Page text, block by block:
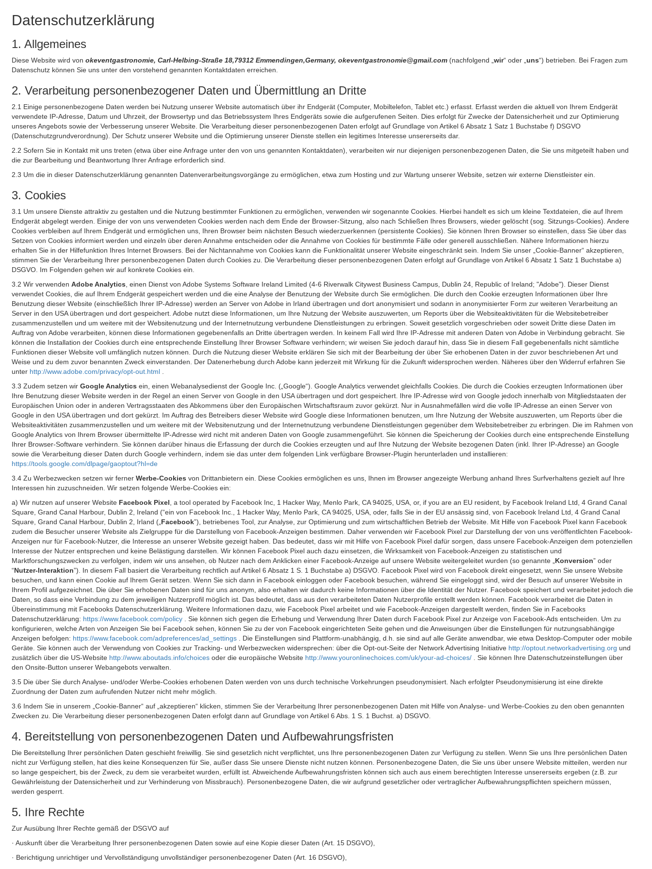
Datenschutzerklärung
1. Allgemeines
Diese Website wird von okeventgastronomie, Carl-Helbing-Straße 18,79312 Emmendingen,Germany, okeventgastronomie@gmail.com (nachfolgend „ wir“ oder „ uns“) betrieben. Bei Fragen zum
Datenschutz können Sie uns unter den vorstehend genannten Kontaktdaten erreichen.
2. Verarbeitung personenbezogener Daten und Übermittlung an Dritte
2.1 Einige personenbezogene Daten werden bei Nutzung unserer Website automatisch über ihr Endgerät (Computer, Mobiltelefon, Tablet etc.) erfasst. Erfasst werden die aktuell von Ihrem Endgerät
verwendete IP-Adresse, Datum und Uhrzeit, der Browsertyp und das Betriebssystem Ihres Endgeräts sowie die aufgerufenen Seiten. Dies erfolgt für Zwecke der Datensicherheit und zur Optimierung
unseres Angebots sowie der Verbesserung unserer Website. Die Verarbeitung dieser personenbezogenen Daten erfolgt auf Grundlage von Artikel 6 Absatz 1 Satz 1 Buchstabe f) DSGVO
(Datenschutzgrundverordnung). Der Schutz unserer Website und die Optimierung unserer Dienste stellen ein legitimes Interesse unsererseits dar.
2.2 Sofern Sie in Kontakt mit uns treten (etwa über eine Anfrage unter den von uns genannten Kontaktdaten), verarbeiten wir nur diejenigen personenbezogenen Daten, die Sie uns mitgeteilt haben und
die zur Bearbeitung und Beantwortung Ihrer Anfrage erforderlich sind.
2.3 Um die in dieser Datenschutzerklärung genannten Datenverarbeitungsvorgänge zu ermöglichen, etwa zum Hosting und zur Wartung unserer Website, setzen wir externe Dienstleister ein.
3. Cookies
3.1 Um unsere Dienste attraktiv zu gestalten und die Nutzung bestimmter Funktionen zu ermöglichen, verwenden wir sogenannte Cookies. Hierbei handelt es sich um kleine Textdateien, die auf Ihrem
Endgerät abgelegt werden. Einige der von uns verwendeten Cookies werden nach dem Ende der Browser-Sitzung, also nach Schließen Ihres Browsers, wieder gelöscht (sog. Sitzungs-Cookies). Andere
Cookies verbleiben auf Ihrem Endgerät und ermöglichen uns, Ihren Browser beim nächsten Besuch wiederzuerkennen (persistente Cookies). Sie können Ihren Browser so einstellen, dass Sie über das
Setzen von Cookies informiert werden und einzeln über deren Annahme entscheiden oder die Annahme von Cookies für bestimmte Fälle oder generell ausschließen. Nähere Informationen hierzu
erhalten Sie in der Hilfefunktion Ihres Internet Browsers. Bei der Nichtannahme von Cookies kann die Funktionalität unserer Website eingeschränkt sein. Indem Sie unser „Cookie-Banner“ akzeptieren,
stimmen Sie der Verarbeitung Ihrer personenbezogenen Daten durch Cookies zu. Die Verarbeitung dieser personenbezogenen Daten erfolgt auf Grundlage von Artikel 6 Absatz 1 Satz 1 Buchstabe a)
DSGVO. Im Folgenden gehen wir auf konkrete Cookies ein.
3.2 Wir verwenden Adobe Analytics , einen Dienst von Adobe Systems Software Ireland Limited (4-6 Riverwalk Citywest Business Campus, Dublin 24, Republic of Ireland; "Adobe"). Dieser Dienst
verwendet Cookies, die auf Ihrem Endgerät gespeichert werden und die eine Analyse der Benutzung der Website durch Sie ermöglichen. Die durch den Cookie erzeugten Informationen über Ihre
Benutzung dieser Website (einschließlich Ihrer IP-Adresse) werden an Server von Adobe in Irland übertragen und dort anonymisiert und sodann in anonymisierter Form zur weiteren Verarbeitung an
Server in den USA übertragen und dort gespeichert. Adobe nutzt diese Informationen, um Ihre Nutzung der Website auszuwerten, um Reports über die Websiteaktivitäten für die Websitebetreiber
zusammenzustellen und um weitere mit der Websitenutzung und der Internetnutzung verbundene Dienstleistungen zu erbringen. Soweit gesetzlich vorgeschrieben oder soweit Dritte diese Daten im
Auftrag von Adobe verarbeiten, können diese Informationen gegebenenfalls an Dritte übertragen werden. In keinem Fall wird Ihre IP-Adresse mit anderen Daten von Adobe in Verbindung gebracht. Sie
können die Installation der Cookies durch eine entsprechende Einstellung Ihrer Browser Software verhindern; wir weisen Sie jedoch darauf hin, dass Sie in diesem Fall gegebenenfalls nicht sämtliche
Funktionen dieser Website voll umfänglich nutzen können. Durch die Nutzung dieser Website erklären Sie sich mit der Bearbeitung der über Sie erhobenen Daten in der zuvor beschriebenen Art und
Weise und zu dem zuvor benannten Zweck einverstanden. Der Datenerhebung durch Adobe kann jederzeit mit Wirkung für die Zukunft widersprochen werden. Näheres über den Widerruf erfahren Sie
unter http://www.adobe.com/privacy/opt-out.html
3.3 Zudem setzen wir Google Analytics ein, einen Webanalysedienst der Google Inc. („Google“). Google Analytics verwendet gleichfalls Cookies. Die durch die Cookies erzeugten Informationen über
Ihre Benutzung dieser Website werden in der Regel an einen Server von Google in den USA übertragen und dort gespeichert. Ihre IP-Adresse wird von Google jedoch innerhalb von Mitgliedstaaten der
Europäischen Union oder in anderen Vertragsstaaten des Abkommens über den Europäischen Wirtschaftsraum zuvor gekürzt. Nur in Ausnahmefällen wird die volle IP-Adresse an einen Server von
Google in den USA übertragen und dort gekürzt. Im Auftrag des Betreibers dieser Website wird Google diese Informationen benutzen, um Ihre Nutzung der Website auszuwerten, um Reports über die
Websiteaktivitäten zusammenzustellen und um weitere mit der Websitenutzung und der Internetnutzung verbundene Dienstleistungen gegenüber dem Websitebetreiber zu erbringen. Die im Rahmen von
Google Analytics von Ihrem Browser übermittelte IP-Adresse wird nicht mit anderen Daten von Google zusammengeführt. Sie können die Speicherung der Cookies durch eine entsprechende Einstellung
Ihrer Browser-Software verhindern. Sie können darüber hinaus die Erfassung der durch die Cookies erzeugten und auf Ihre Nutzung der Website bezogenen Daten (inkl. Ihrer IP-Adresse) an Google
sowie die Verarbeitung dieser Daten durch Google verhindern, indem sie das unter dem folgenden Link verfügbare Browser-Plugin herunterladen und installieren:
https://tools.google.com/dlpage/gaoptout?hl=de
3.4 Zu Werbezwecken setzen wir ferner Werbe-Cookies von Drittanbietern ein. Diese Cookies ermöglichen es uns, Ihnen im Browser angezeigte Werbung anhand Ihres Surfverhaltens gezielt auf Ihre
Interessen hin zuzuschneiden. Wir setzen folgende Werbe-Cookies ein:
a) Wir nutzen auf unserer Website Facebook Pixel , a tool operated by Facebook Inc, 1 Hacker Way, Menlo Park, CA 94025, USA, or, if you are an EU resident, by Facebook Ireland Ltd, 4 Grand Canal
Square, Grand Canal Harbour, Dublin 2, Ireland (“ein von Facebook Inc., 1 Hacker Way, Menlo Park, CA 94025, USA, oder, falls Sie in der EU ansässig sind, von Facebook Ireland Ltd, 4 Grand Canal
Square, Grand Canal Harbour, Dublin 2, Irland („ Facebook”), betriebenes Tool, zur Analyse, zur Optimierung und zum wirtschaftlichen Betrieb der Website. Mit Hilfe von Facebook Pixel kann Facebook
zudem die Besucher unserer Website als Zielgruppe für die Darstellung von Facebook-Anzeigen bestimmen. Daher verwenden wir Facebook Pixel zur Darstellung der von uns veröffentlichten Facebook-
Anzeigen nur für Facebook-Nutzer, die Interesse an unserer Website gezeigt haben. Das bedeutet, dass wir mit Hilfe von Facebook Pixel dafür sorgen, dass unsere Facebook-Anzeigen dem potenziellen
Interesse der Nutzer entsprechen und keine Belästigung darstellen. Wir können Facebook Pixel auch dazu einsetzen, die Wirksamkeit von Facebook-Anzeigen zu statistischen und
Marktforschungszwecken zu verfolgen, indem wir uns ansehen, ob Nutzer nach dem Anklicken einer Facebook-Anzeige auf unsere Website weitergeleitet wurden (so genannte „ Konversion” oder
“Nutzer-Interaktion”). In diesem Fall basiert die Verarbeitung rechtlich auf Artikel 6 Absatz 1 S. 1 Buchstabe a) DSGVO. Facebook Pixel wird von Facebook direkt eingesetzt, wenn Sie unsere Website
besuchen, und kann einen Cookie auf Ihrem Gerät setzen. Wenn Sie sich dann in Facebook einloggen oder Facebook besuchen, während Sie eingeloggt sind, wird der Besuch auf unserer Website in
Ihrem Profil aufgezeichnet. Die über Sie erhobenen Daten sind für uns anonym, also erhalten wir dadurch keine Informationen über die Identität der Nutzer. Facebook speichert und verarbeitet jedoch die
Daten, so dass eine Verbindung zu dem jeweiligen Nutzerprofil möglich ist. Das bedeutet, dass aus den verarbeiteten Daten Nutzerprofile erstellt werden können. Facebook verarbeitet die Daten in
Übereinstimmung mit Facebooks Datenschutzerklärung. Weitere Informationen dazu, wie Facebook Pixel arbeitet und wie Facebook-Anzeigen dargestellt werden, finden Sie in Facebooks
Datenschutzerklärung: https://www.facebook.com/policy
. Sie können sich gegen die Erhebung und Verwendung Ihrer Daten durch Facebook Pixel zur Anzeige von Facebook-Ads entscheiden. Um zu
konfigurieren, welche Arten von Anzeigen Sie bei Facebook sehen, können Sie zu der von Facebook eingerichteten Seite gehen und die Anweisungen über die Einstellungen für nutzungsabhängige
Anzeigen befolgen: https://www.facebook.com/adpreferences/ad_settings
. Die Einstellungen sind Plattform-unabhängig, d.h. sie sind auf alle Geräte anwendbar, wie etwa Desktop-Computer oder mobile
Geräte. Sie können auch der Verwendung von Cookies zur Tracking- und Werbezwecken widersprechen: über die Opt-out-Seite der Network Advertising Initiative http://optout.networkadvertising.org und
zusätzlich über die US-Website http://www.aboutads.info/choices oder die europäische Website http://www.youronlinechoices.com/uk/your-ad-choices/
. Sie können Ihre Datenschutzeinstellungen über
den Onsite-Button unserer Webangebots verwalten.
3.5 Die über Sie durch Analyse- und/oder Werbe-Cookies erhobenen Daten werden von uns durch technische Vorkehrungen pseudonymisiert. Nach erfolgter Pseudonymisierung ist eine direkte
Zuordnung der Daten zum aufrufenden Nutzer nicht mehr möglich.
3.6 Indem Sie in unserem „Cookie-Banner“ auf „akzeptieren“ klicken, stimmen Sie der Verarbeitung Ihrer personenbezogenen Daten mit Hilfe von Analyse- und Werbe-Cookies zu den oben genannten
Zwecken zu. Die Verarbeitung dieser personenbezogenen Daten erfolgt dann auf Grundlage von Artikel 6 Abs. 1 S. 1 Buchst. a) DSGVO.
4. Bereitstellung von personenbezogenen Daten und Aufbewahrungsfristen
Die Bereitstellung Ihrer persönlichen Daten geschieht freiwillig. Sie sind gesetzlich nicht verpflichtet, uns Ihre personenbezogenen Daten zur Verfügung zu stellen. Wenn Sie uns Ihre persönlichen Daten
nicht zur Verfügung stellen, hat dies keine Konsequenzen für Sie, außer dass Sie unsere Dienste nicht nutzen können. Personenbezogene Daten, die Sie uns über unsere Website mitteilen, werden nur
so lange gespeichert, bis der Zweck, zu dem sie verarbeitet wurden, erfüllt ist. Abweichende Aufbewahrungsfristen können sich auch aus einem berechtigten Interesse unsererseits ergeben (z.B. zur
Gewährleistung der Datensicherheit und zur Verhinderung von Missbrauch). Personenbezogene Daten, die wir aufgrund gesetzlicher oder vertraglicher Aufbewahrungspflichten speichern müssen,
werden gesperrt.
5. Ihre Rechte
Zur Ausübung Ihrer Rechte gemäß der DSGVO auf
· Auskunft über die Verarbeitung Ihrer personenbezogenen Daten sowie auf eine Kopie dieser Daten (Art. 15 DSGVO),
· Berichtigung unrichtiger und Vervollständigung unvollständiger personenbezogener Daten (Art. 16 DSGVO),